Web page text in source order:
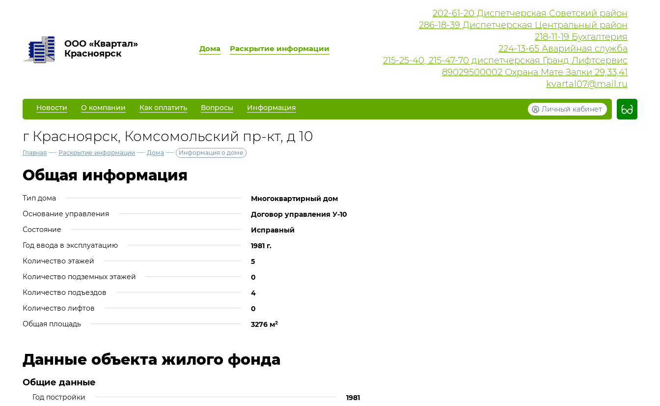
ООО «Квартал»
Красноярск
Дома Раскрытие информации
202-61-20 Диспетчерская Советский район
286-18-39 Диспетчерская Центральный район
218-11-19 Бухгалтерия
224-13-65 Аварийная служба
215-25-40, 215-47-70 диспетчерская Гранд Лифтсервис
89029500002 Охрана Мате Залки 29,33,41
kvartal07@mail.ru
Новости О компании Как оплатить Вопросы Информация Личный кабинет
г Красноярск, Комсомольский пр-кт, д 10
Главная — Раскрытие информации — Дома — Информация о доме
Общая информация
Тип дома
Многоквартирный дом
Основание управления
Договор управления У-10
Состояние
Исправный
Год ввода в эксплуатацию
1981 г.
Количество этажей
5
Количество подземных этажей
0
Количество подъездов
4
Количество лифтов
0
Общая площадь
3276 м²
Данные объекта жилого фонда
Общие данные
Год постройки
1981